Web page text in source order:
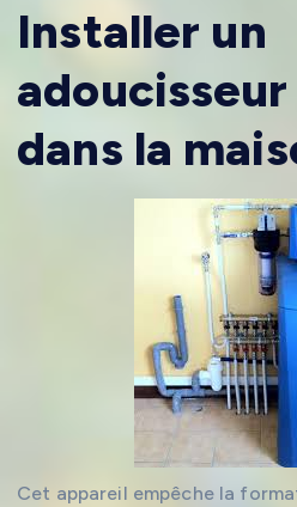
Installer un
adoucisseur
dans la
Cet appareil empêche la